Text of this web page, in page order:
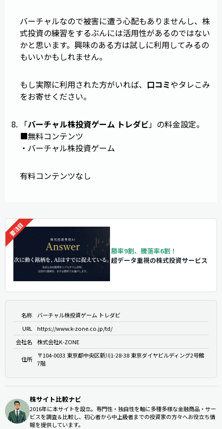
バーチャルなので被害に遭う心配もありませんし、株
式投資の練習をするぶんには活用性があるのではない
かと思います。興味のある方は試しに利用してみるの
もいいかもしれません。
もし実際に利用された方がいれば、 口コミやタレこみ
をお寄せください。
「バーチャル株投資ゲーム トレダビ」の料金設定。
■無料コンテンツ
・バーチャル株投資ゲーム
有料コンテンツなし
勝率9割、騰落率6割！
超データ重視の株式投資サービス
名称
バーチャル株投資ゲーム トレダビ
URL
https://www.k-zone.co.jp/td/
会社名
株式会社K-ZONE
住所
〒104-0033 東京都中央区新川1-28-38 東京ダイヤビルディング2号館
7階
株サイト比較ナビ
2016年に本サイトを設立。専門性・独自性を軸に多種多様な金融商品・サー
ビスを調査＆比較し、初心者から中上級者までの投資家の方々へお役立ち情
報を提供しています。